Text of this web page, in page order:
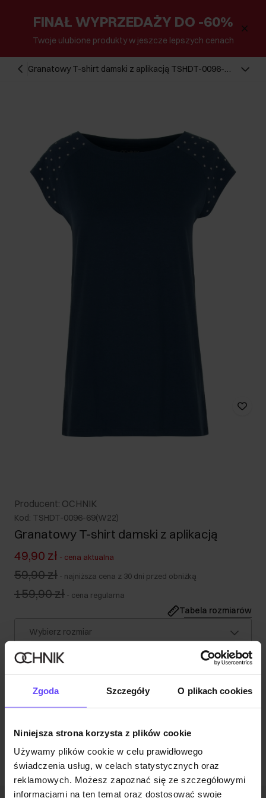
Zgoda Szczegóły O plikach cookies
Niniejsza strona korzysta z plików cookie
Używamy plików cookie w celu prawidłowego
świadczenia usług, w celach statystycznych oraz
reklamowych. Możesz zapoznać się ze szczegółowymi
informacjami na ten temat oraz dostosować swoje
FINAŁ WYPRZEDAŻY DO -60%
Twoje ulubione produkty w jeszcze lepszych cenach
Granatowy T-shirt damski z aplikacją TSHDT-0096-
Producent: OCHNIK
Kod: TSHDT-0096-69(W22)
Granatowy T-shirt damski z aplikacją
49,90 zł - cena aktualna
59,90 zł - najniższa cena z 30 dni przed obniżką
159,90 zł - cena regularna
Tabela rozmiarów
Wybierz rozmiar
Nasza modelka ma 178 cm wzrostu i nosi rozmiar S.
Wysyłka w 1 dzień roboczy
Opis produktu
Opinie